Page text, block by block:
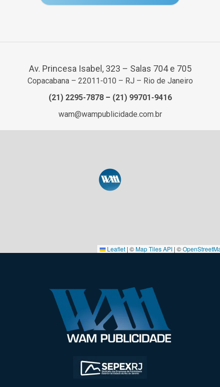
Av. Princesa Isabel, 323 – Salas 704 e 705
Copacabana – 22011-010 – RJ – Rio de Janeiro
(21) 2295-7878– (21) 99701-9416
wam@wampublicidade.com.br
Leaflet | ©Map Tiles API | ©